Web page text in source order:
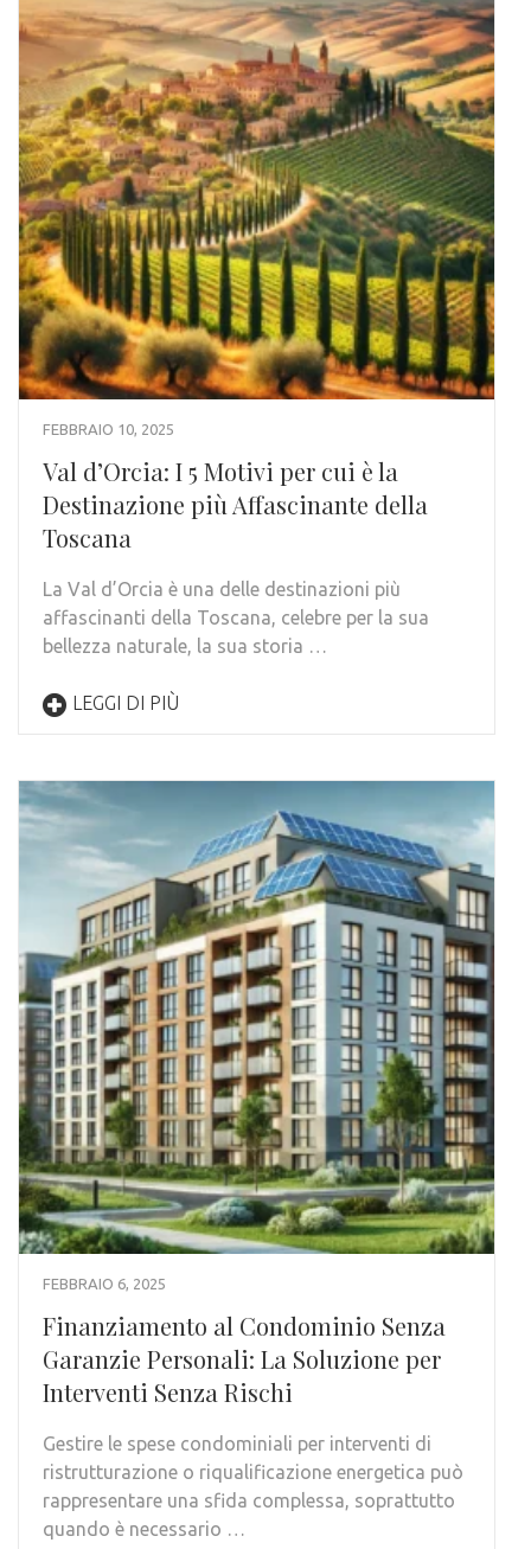
FEBBRAIO 10, 2025
Val d’Orcia: I 5 Motivi per cui è la
Destinazione più Affascinante della
Toscana
La Val d’Orcia è una delle destinazioni più
affascinanti della Toscana, celebre per la sua
bellezza naturale, la sua storia …
LEGGI DI PIÙ
FEBBRAIO 6, 2025
Finanziamento al Condominio Senza
Garanzie Personali: La Soluzione per
Interventi Senza Rischi
Gestire le spese condominiali per interventi di
ristrutturazione o riqualificazione energetica può
rappresentare una sfida complessa, soprattutto
quando è necessario …